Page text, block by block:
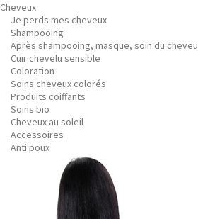
Cheveux
Je perds mes cheveux
Shampooing
Après shampooing, masque, soin du cheveu
Cuir chevelu sensible
Coloration
Soins cheveux colorés
Produits coiffants
Soins bio
Cheveux au soleil
Accessoires
Anti poux